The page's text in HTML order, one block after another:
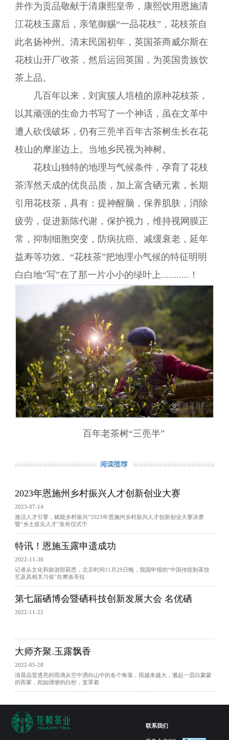
并作为贡品敬献于清康熙皇帝，康熙饮用恩施清
江花枝玉露后，亲笔御赐“一品花枝”，花枝茶自
此名扬神州。清末民国初年，英国茶商威尔斯在
花枝山开厂收茶，然后运回英国，为英国贵族饮
茶上品。
几百年以来，刘寅簇人培植的原种花枝茶，
以其顽强的生命力书写了一个神话，虽在文革中
遭人砍伐破坏，仍有三蔸半百年古茶树生长在花
枝山的摩崖边上。当地乡民视为神树。
花枝山独特的地理与气候条件，孕育了花枝
茶浑然天成的优良品质，加上富含硒元素，长期
引用花枝茶，具有：提神醒脑，保养肌肤，消除
疲劳，促进新陈代谢，保护视力，维持视网膜正
常，抑制细胞突变，防病抗癌、减缓衰老，延年
益寿等功效。“花枝茶”把地理小气候的特征明明
白白地“写”在了那一片小小的绿叶上...........！
百年老茶树“三蔸半”
2023年恩施州乡村振兴人才创新创业大赛
2023-07-14
激活人才引擎，赋能乡村振兴”2023年恩施州乡村振兴人才创新创业大赛决赛
暨“乡土拔尖人才”发布仪式于
特讯！恩施玉露申遗成功
2022-11-30
记者从文化和旅游部获悉，北京时间11月29日晚，我国申报的“中国传统制茶技
艺及其相关习俗”在摩洛哥拉
第七届硒博会暨硒科技创新发展大会 名优硒
2022-11-22
大师齐聚.玉露飘香
2022-05-28
清晨晶莹透亮的雨滴从空中洒向山中的各个角落，雨越来越大，溅起一层白蒙蒙
的雨雾，宛如缥缈的白纱，笼罩着
联系我们